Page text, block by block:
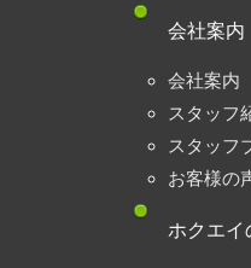
会社案内
会社案内
スタッフ
スタッフ
お客様の
ホクエイ